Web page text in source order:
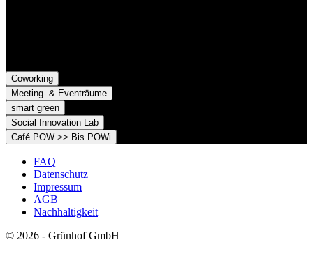
Coworking
Meeting- & Eventräume
smart green
Social Innovation Lab
Café POW >> Bis POWi
FAQ
Datenschutz
Impressum
AGB
Nachhaltigkeit
© 2026 - Grünhof GmbH